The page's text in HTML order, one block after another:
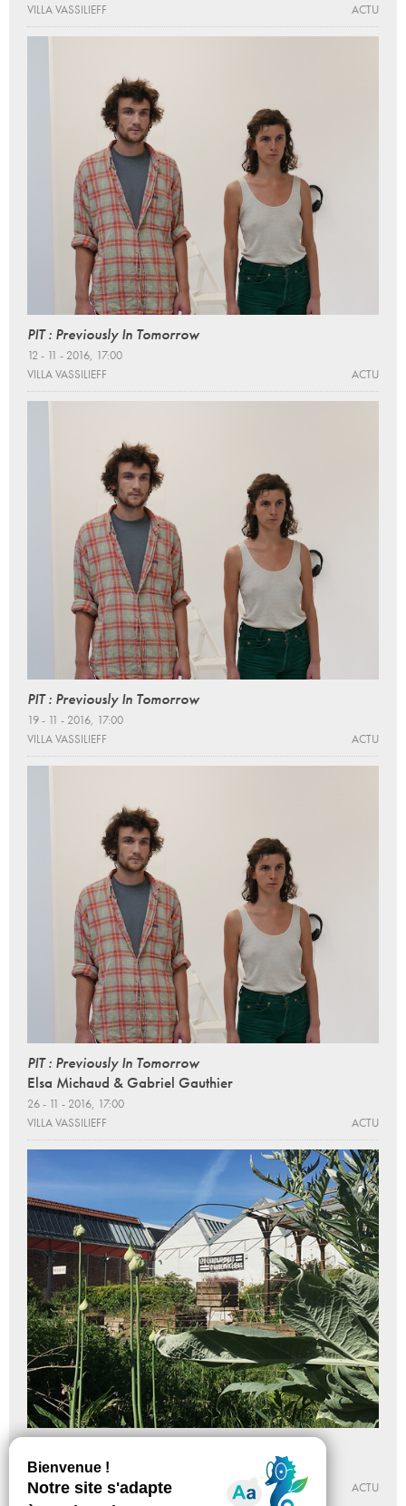
VILLA VASSILIEFF
ACTU
PIT : Previously In Tomorrow
12 - 11 - 2016, 17:00
VILLA VASSILIEFF
ACTU
PIT : Previously In Tomorrow
19 - 11 - 2016, 17:00
VILLA VASSILIEFF
ACTU
PIT : Previously In Tomorrow
Elsa Michaud & Gabriel Gauthier
26 - 11 - 2016, 17:00
VILLA VASSILIEFF
ACTU
Du 19 - 05 au 03 - 07 - 2021
LES LABORATOIRES D’AUBERVILLIERS
ACTU